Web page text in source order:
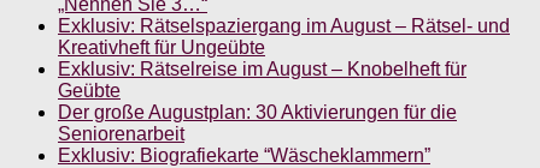
„Nennen Sie 3…“
Exklusiv: Rätselspaziergang im August – Rätsel- und
Kreativheft für Ungeübte
Exklusiv: Rätselreise im August – Knobelheft für
Geübte
Der große Augustplan: 30 Aktivierungen für die
Seniorenarbeit
Exklusiv: Biografiekarte “Wäscheklammern”